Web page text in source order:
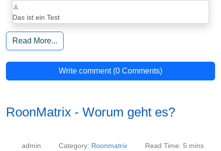
Das ist ein Test
Read More...
Write comment (0 Comments)
RoonMatrix - Worum geht es?
admin Category: Roonmatrix
Read Time: 5 mins